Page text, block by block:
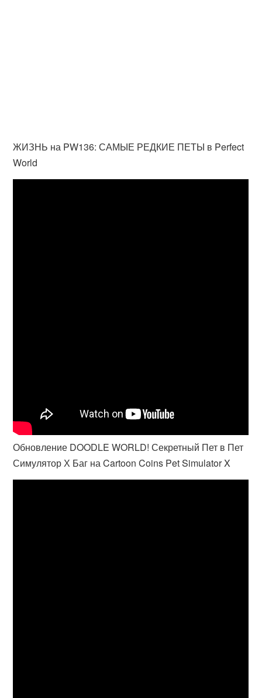
ЖИЗНЬ на PW136: САМЫЕ РЕДКИЕ ПЕТЫ в Perfect
World
Обновление DOODLE WORLD! Секретный Пет в Пет
Симулятор Х Баг на Cartoon Coins Pet Simulator X